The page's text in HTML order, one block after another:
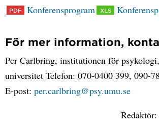
Konferensprogram
För mer information,
Per Carlbring, institutionen för
universitet Telefon: 070-0400 399, 090-
E-post: per.carlbring@psy.umu.se